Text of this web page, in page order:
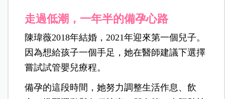
走過低潮，一年半的備孕心路
陳瑋薇2018年結婚，2021年迎來第一個兒子。
因為想給孩子一個手足，她在醫師建議下選擇
嘗試試管嬰兒療程。
備孕的這段時間，她努力調整生活作息、飲